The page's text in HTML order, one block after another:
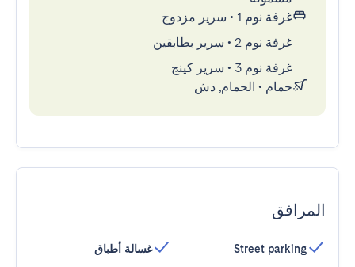
غرفة نوم 1
• سرير مزدوج
غرفة نوم 2
• سرير بطابقين
غرفة نوم 3
• سرير كينج
حمام • الحمام, دش
المرافق
Street parking
غسالة أطباق